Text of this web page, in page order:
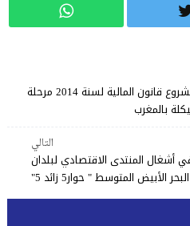
بوسعيد وزير المالية المغربي : مشروع قانون المالية لسنة 2014 مرحلة
بالمغرب
التالي
أشغال المنتدى الاقتصادي لبلدان
الأبيض المتوسط " حوار5 زائد 5"